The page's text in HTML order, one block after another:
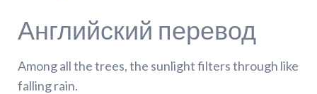
Английский перевод
Among all the trees, the sunlight filters through like
falling rain.